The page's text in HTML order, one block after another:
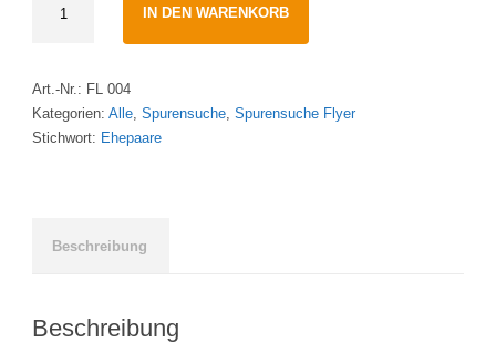
Flyer
quantity
IN DEN WARENKORB
Art.-Nr.: FL 004
Kategorien: Alle, Spurensuche, Spurensuche Flyer
Stichwort: Ehepaare
Beschreibung
Beschreibung